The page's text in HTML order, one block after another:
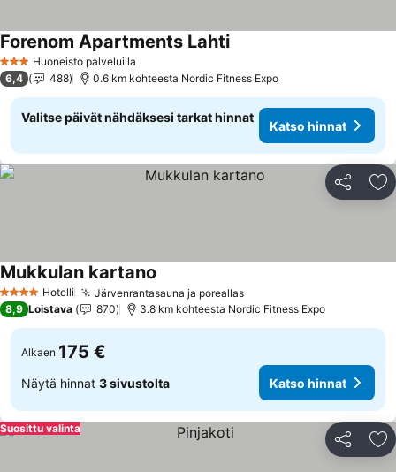
3 Tähtiluokitus
Huoneisto palveluilla
Forenom Apartments Lahti
6,4 488 0.6 km kohteesta Nordic Fitness Expo
Valitse päivät nähdäksesi tarkat hinnat
Katso hinnat
Jaa
4 Tähtiluokitus
Hotelli Järvenrantasauna ja poreallas
Mukkulan kartano
8,9 Loistava 870 3.8 km kohteesta Nordic Fitness Expo
Alkaen 175 €
Näytä hinnat 3 sivustolta Katso hinnat
Jaa
Suosittu valinta